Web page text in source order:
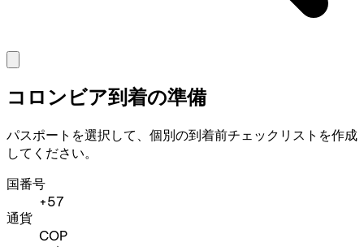
コロンビア到着の準備
パスポートを選択して、個別の到着前チェックリストを作成
してください。
国番号
+57
通貨
COP